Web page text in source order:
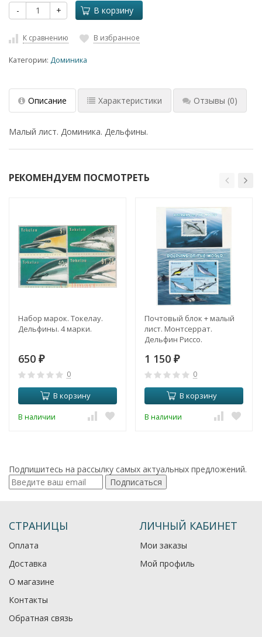
- + В корзину
К сравнению В избранное
Категории: Доминика
Описание Характеристики Отзывы (0)
Малый лист. Доминика. Дельфины.
РЕКОМЕНДУЕМ ПОСМОТРЕТЬ
Набор марок. Токелау.
Дельфины. 4 марки.
650 ₽
0
В корзину
В наличии
Почтовый блок + малый
лист. Монтсеррат.
Дельфин Риссо.
1 150 ₽
0
В корзину
В наличии
Подпишитесь на рассылку самых актуальных предложений.
Подписаться
СТРАНИЦЫ
Оплата
Доставка
О магазине
Контакты
Обратная связь
ЛИЧНЫЙ КАБИНЕТ
Мои заказы
Мой профиль